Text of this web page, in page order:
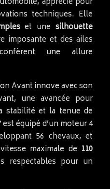
techniques. Elle
et unesilhouette
imposante et des ailes
une allure
Avant innove avec son
une avancée pour
stabilité et la tenue de
équipé d’un moteur 4
56 chevaux, et
maximale de 110
respectables pour un